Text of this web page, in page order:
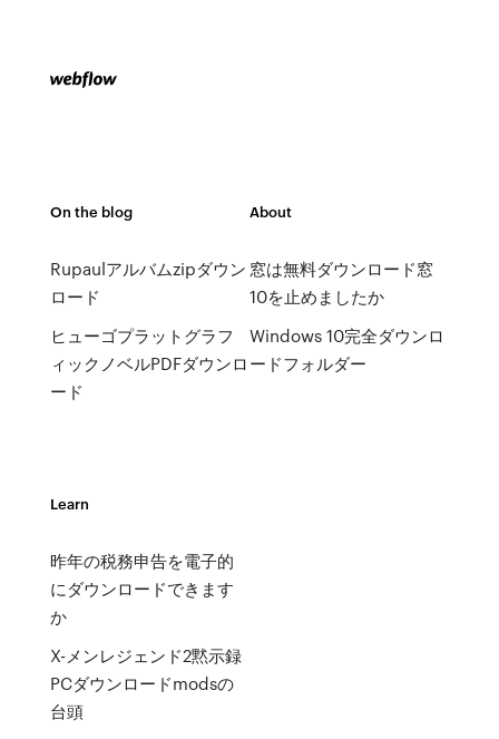
On the blog
Rupaulアルバムzipダウン
ロード
ヒューゴプラットグラフ
ィックノベルPDFダウンロ
ード
About
窓は無料ダウンロード窓
10を止めましたか
Windows 10完全ダウンロ
ードフォルダー
Learn
昨年の税務申告を電子的
にダウンロードできます
か
X-メンレジェンド2黙示録
PCダウンロードmodsの
台頭